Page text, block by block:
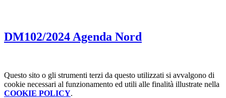
DM102/2024 Agenda Nord
Questo sito o gli strumenti terzi da questo utilizzati si avvalgono di
cookie necessari al funzionamento ed utili alle finalità illustrate nella
COOKIE POLICY.